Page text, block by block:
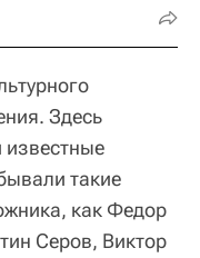
Здесь
известные
такие
как Федор
Серов, Виктор